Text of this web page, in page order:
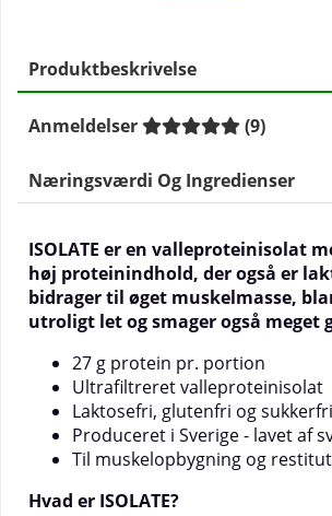
Produktbeskrivelse
Anmeldelser (9)
Næringsværdi Og Ingredienser
ISOLATE er en valleproteinisolat
høj proteinindhold, der også er
bidrager til øget muskelmasse,
utroligt let og smager også meget
27 g protein pr. portion
Ultrafiltreret valleproteinisolat
Laktosefri, glutenfri og sukkerfri
Produceret i Sverige - lavet af
Til muskelopbygning og
Hvad er ISOLATE?